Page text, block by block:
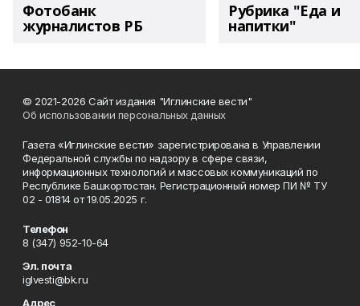
Фотобанк
журналистов РБ
Рубрика "Еда и
напитки"
© 2021-2026 Сайт издания "Иглинские вести"
Об использовании персональных данных
Газета «Иглинские вести» зарегистрирована в Управлении
Федеральной службы по надзору в сфере связи,
информационных технологий и массовых коммуникаций по
Республике Башкортостан. Регистрационный номер ПИ № ТУ
02 - 01814 от 19.05.2025 г.
Телефон
8 (347) 952-10-64
Эл. почта
iglvesti@bk.ru
Адрес